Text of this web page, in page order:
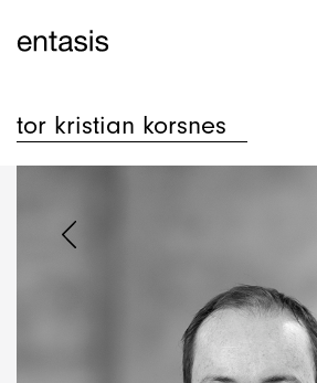
om os
rådgivning
tor kristian korsnes